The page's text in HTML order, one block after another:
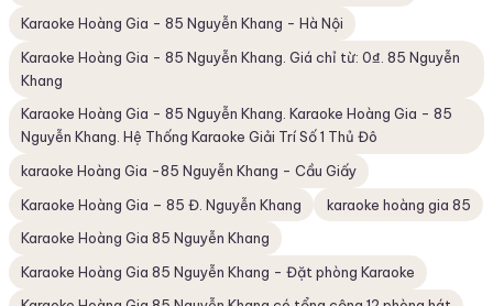
Karaoke Hoàng Gia - 85 Nguyễn Khang - Hà Nội
Karaoke Hoàng Gia - 85 Nguyễn Khang. Giá chỉ từ: 0₫. 85 Nguyễn
Khang
Karaoke Hoàng Gia - 85 Nguyễn Khang. Karaoke Hoàng Gia - 85
Nguyễn Khang. Hệ Thống Karaoke Giải Trí Số 1 Thủ Đô
karaoke Hoàng Gia -85 Nguyễn Khang - Cầu Giấy
Karaoke Hoàng Gia – 85 Đ. Nguyễn Khang
karaoke hoàng gia 85
Karaoke Hoàng Gia 85 Nguyễn Khang
Karaoke Hoàng Gia 85 Nguyễn Khang - Đặt phòng Karaoke